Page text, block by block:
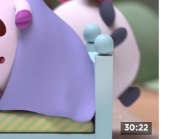
30:22